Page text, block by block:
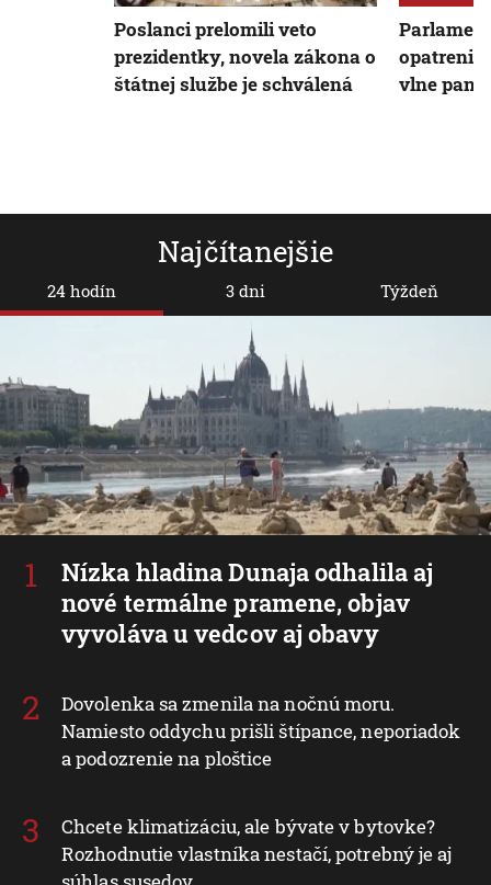
Najčítanejšie
24 hodín
Nízka hladina Dunaja odhalila aj
nové termálne pramene, objav
vyvoláva u vedcov aj obavy
Dovolenka sa zmenila na nočnú moru.
Namiesto oddychu prišli štípance, neporiadok
a podozrenie na ploštice
Chcete klimatizáciu, ale bývate v bytovke?
Rozhodnutie vlastníka nestačí, potrebný je aj
3 dni Týždeň
Poslanci prelomili veto
prezidentky, novela zákona o
štátnej službe je schválená
opatrenia
vlne